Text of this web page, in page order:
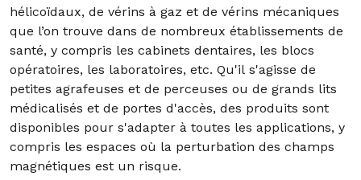
hélicoïdaux, de vérins à gaz et de vérins mécaniques
que l’on trouve dans de nombreux établissements de
santé, y compris les cabinets dentaires, les blocs
opératoires, les laboratoires, etc. Qu'il s'agisse de
petites agrafeuses et de perceuses ou de grands lits
médicalisés et de portes d'accès, des produits sont
disponibles pour s'adapter à toutes les applications, y
compris les espaces où la perturbation des champs
magnétiques est un risque.